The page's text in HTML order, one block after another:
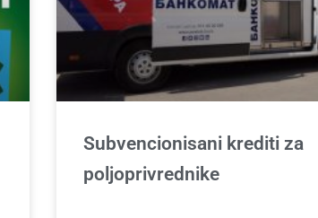
Subvencionisani krediti za
poljoprivrednike